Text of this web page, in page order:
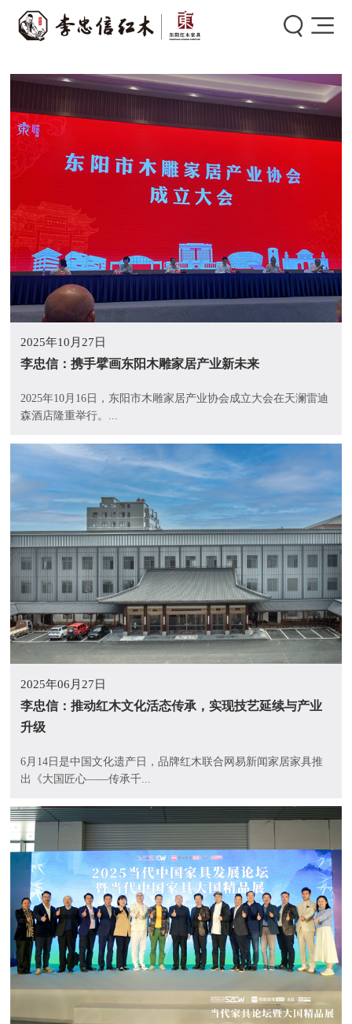
首页 新闻中心 > 创始人动态 >
2025年10月27日
李忠信：携手擘画东阳木雕家居产业新未来
2025年10月16日，东阳市木雕家居产业协会成立大会在天澜雷迪
森酒店隆重举行。...
2025年06月27日
李忠信：推动红木文化活态传承，实现技艺延续与产业
升级
6月14日是中国文化遗产日，品牌红木联合网易新闻家居家具推
出《大国匠心——传承千...